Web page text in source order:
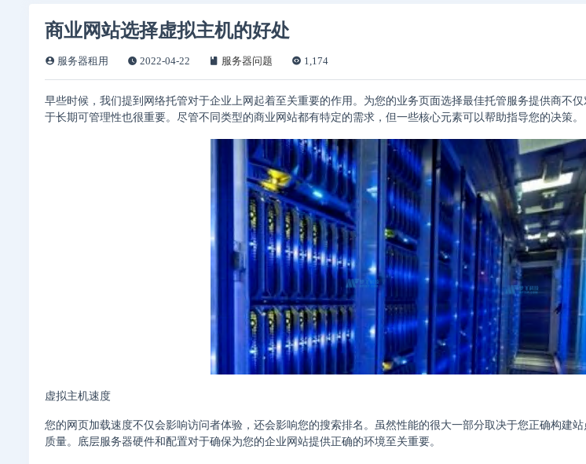
商业网站选择虚拟主机的好处
服务器租用 2022-04-22 服务器问题 1,174
早些时候，我们提到网络托管对于企业上网起着至关重要的作用。为您的业务页面选择最佳托管服务提供商不
于长期可管理性也很重要。尽管不同类型的商业网站都有特定的需求，但一些核心元素可以帮助指导您的决策。
虚拟主机速度
您的网页加载速度不仅会影响访问者体验，还会影响您的搜索排名。虽然性能的很大一部分取决于您正确构建
质量。底层服务器硬件和配置对于确保为您的企业网站提供正确的环境至关重要。